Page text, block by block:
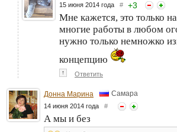
15 июня 2014 года # +3
Мне кажется, это только
многие работы в любом
нужно только немножко
концепцию
↑ Ответить
Донна Марина Самара
14 июня 2014 года #
А мы и без